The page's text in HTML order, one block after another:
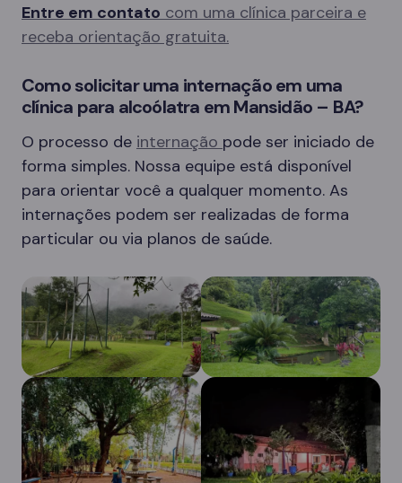
Entre em contato com uma clínica parceira e
receba orientação gratuita.
Como solicitar uma internação em uma
clínica para alcoólatra em Mansidão – BA?
O processo de internação pode ser iniciado de
forma simples. Nossa equipe está disponível
para orientar você a qualquer momento. As
internações podem ser realizadas de forma
particular ou via planos de saúde.